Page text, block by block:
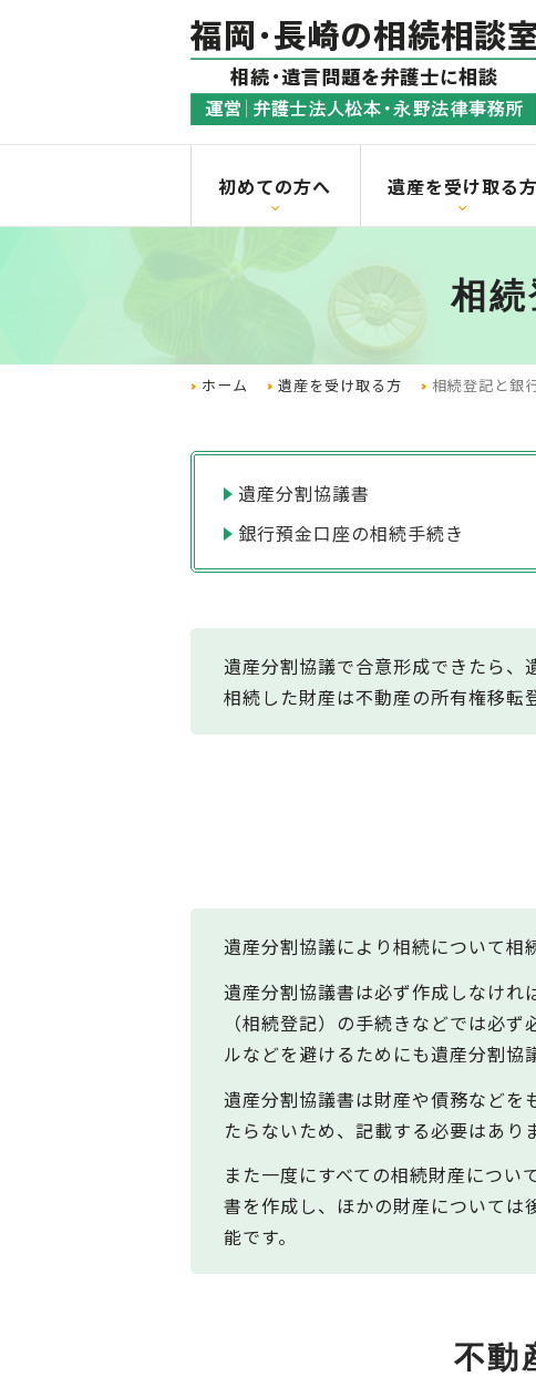
初めての方へ 遺産を受け取る方
相
ホーム 遺産を受け取る方 相続登記と銀
遺産分割協議書
銀行預金口座の相続手続き
遺産分割協議で合意形成できたら、
相続した財産は不動産の所有権移転
遺産分割協議により相続について相
遺産分割協議書は必ず作成しなけ
（相続登記）の手続きなどでは必
ルなどを避けるためにも遺産分割協
遺産分割協議書は財産や債務などを
たらないため、記載する必要はあり
また一度にすべての相続財産につ
書を作成し、ほかの財産について
能です。
不動